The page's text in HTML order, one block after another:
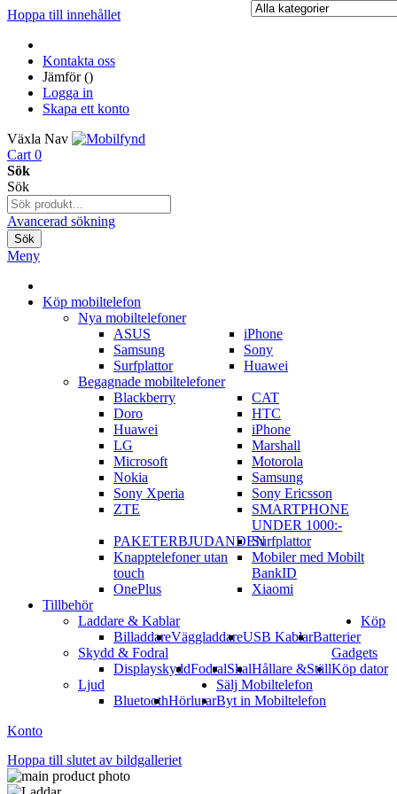
Hoppa till innehållet
Kontakta oss
Jämför ()
Logga in
Skapa ett konto
Växla Nav
Cart 0
Sök
Sök
Avancerad sökning
Sök
Meny
Köp mobiltelefon
Nya mobiltelefoner
ASUS
iPhone
Samsung
Sony
Surfplattor
Huawei
Begagnade mobiltelefoner
Blackberry
CAT
Doro
HTC
Huawei
iPhone
LG
Marshall
Microsoft
Motorola
Nokia
Samsung
Sony Xperia
Sony Ericsson
ZTE
SMARTPHONE
UNDER 1000:-
PAKETERBJUDANDENSurfplattor
Knapptelefoner utan
touch
Mobiler med Mobilt
BankID
OnePlus
Xiaomi
Tillbehör
Laddare & Kablar
BilladdareVäggladdareUSB KablarBatterier
Skydd & Fodral
DisplayskyddFodralSkalHållare &Ställ
Ljud
BluetoothHörlurar
Köp
Gadgets
Köp dator
Sälj Mobiltelefon
Byt in Mobiltelefon
Konto
Hoppa till slutet av bildgalleriet